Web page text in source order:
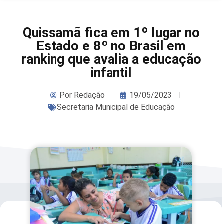
Quissamã fica em 1º lugar no
Estado e 8º no Brasil em
ranking que avalia a educação
infantil
PorRedação
19/05/2023
Secretaria Municipal de Educação